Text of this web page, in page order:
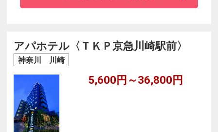
アパホテル〈ＴＫＰ京急川崎駅前〉
神奈川 川崎
5,600円～36,800円